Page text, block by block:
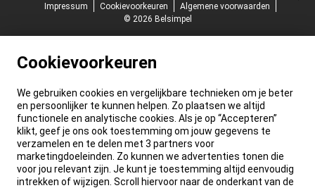
Impressum
Cookievoorkeuren
Algemene voorwaarden
© 2026 Belsimpel
Cookievoorkeuren
We gebruiken cookies en vergelijkbare technieken om je beter
en persoonlijker te kunnen helpen. Zo plaatsen we altijd
functionele en analytische cookies. Als je op “Accepteren”
klikt, geef je ons ook toestemming om jouw gegevens te
verzamelen en te delen met 3 partners voor
marketingdoeleinden. Zo kunnen we advertenties tonen die
voor jou relevant zijn. Je kunt je toestemming altijd eenvoudig
intrekken of wijzigen. Scroll hiervoor naar de onderkant van de